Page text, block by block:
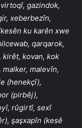
gazindok,
xeberbezîn,
ku karên xwe
qarqarok,
kovan, kok
malevîn,
(henekçî),
(pirbêj),
rûgirtî, sexî
şaşxapîn (kesê